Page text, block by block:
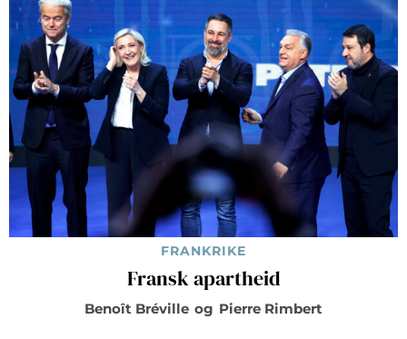
FRANKRIKE
Fransk apartheid
Benoît Bréville og Pierre Rimbert